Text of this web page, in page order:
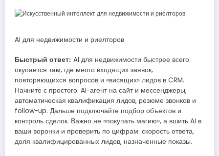
AI для недвижимости и риелторов
Быстрый ответ: AI для недвижимости быстрее всего
окупается там, где много входящих заявок,
повторяющихся вопросов и «висящих» лидов в CRM.
Начните с простого: AI-агент на сайт и мессенджеры,
автоматическая квалификация лидов, резюме звонков и
follow-up. Дальше подключайте подбор объектов и
контроль сделок. Важно не «покупать магию», а вшить AI в
ваши воронки и проверить по цифрам: скорость ответа,
доля квалифицированных лидов, назначенные показы.